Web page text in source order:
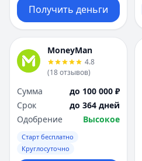
Получить деньги
MoneyMan
4.8
(18отзывов)
Сумма
до 100 000 ₽
Срок
до 364 дней
Одобрение
Высокое
Старт бесплатно
Круглосуточно